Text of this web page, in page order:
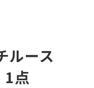
ルース
1点